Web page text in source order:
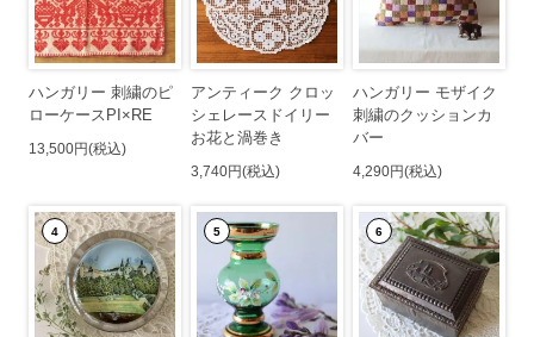
ハンガリー 刺繍のピ
ローケースPI×RE
13,500円(税込)
アンティーク クロッ
シェレースドイリー
お花と渦巻き
3,740円(税込)
ハンガリー モザイク
刺繍のクッションカ
バー
4,290円(税込)
4 5 6